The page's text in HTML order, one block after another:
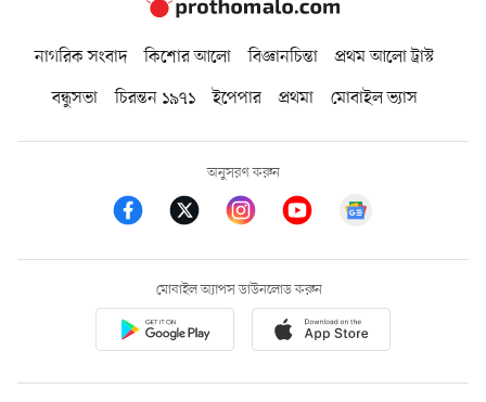
নাগরিক সংবাদ কিশোর আলো বিজ্ঞানচিন্তা
প্রথম আলো ট্রাস্ট
বন্ধুসভা
চিরন্তন ১৯৭১ ইপেপার প্রথমা মোবাইল ভ্যাস
অনুসরণ করুন
মোবাইল অ্যাপস ডাউনলোড করুন